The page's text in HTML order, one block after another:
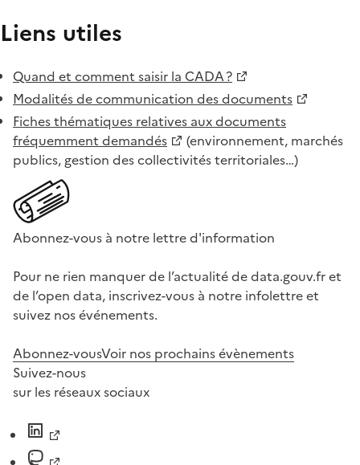
Liens utiles
Quand et comment saisir la CADA ?
Modalités de communication des documents
Fiches thématiques relatives aux documents
fréquemment demandés
(environnement, marchés
publics, gestion des collectivités territoriales…)
Abonnez-vous à notre lettre d'information
Pour ne rien manquer de l’actualité de data.gouv.fr et
de l’open data, inscrivez-vous à notre infolettre et
suivez nos événements.
Abonnez-vousVoir nos prochains évènements
Suivez-nous
sur les réseaux sociaux